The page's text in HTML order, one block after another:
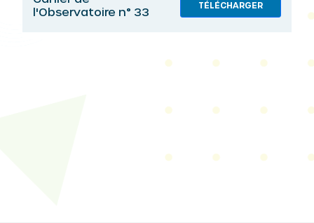
l'Observatoire n° 33
TÉLÉCHARGER